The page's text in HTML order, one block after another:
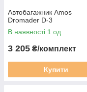
Автобагажник Amos
Dromader D-3
В наявності 1 од.
3 205 ₴/комплект
Купити